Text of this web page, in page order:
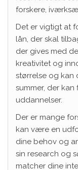
forskere,
Det er vigtigt at
lån, der skal
der gives med
kreativitet og
størrelse og kan
summer, der
uddannelser.
Der er mange
kan være en
dine behov og
sin research og
matcher dine